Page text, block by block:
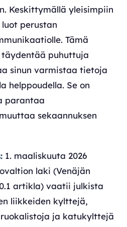
Keskittymällä yleisimpiin
perustan
Tämä
puhuttuja
sinun varmistaa tietoja
helppoudella. Se on
parantaa
sekaannuksen
1. maaliskuuta 2026
laki (Venäjän
artikla) vaatii julkista
liikkeiden kylttejä,
ja katukylttejä